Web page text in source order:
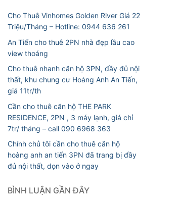
Cho Thuê Vinhomes Golden River Giá 22
Triệu/Tháng – Hotline: 0944 636 261
An Tiến cho thuê 2PN nhà đẹp lầu cao
view thoáng
Cho thuê nhanh căn hộ 3PN, đầy đủ nội
thất, khu chung cư Hoàng Anh An Tiến,
giá 11tr/th
Cần cho thuê căn hộ THE PARK
RESIDENCE, 2PN , 3 máy lạnh, giá chỉ
7tr/ tháng – call 090 6968 363
Chính chủ tôi cần cho thuê căn hộ
hoàng anh an tiến 3PN đã trang bị đầy
đủ nội thất, dọn vào ở ngay
BÌNH LUẬN GẦN ĐÂY